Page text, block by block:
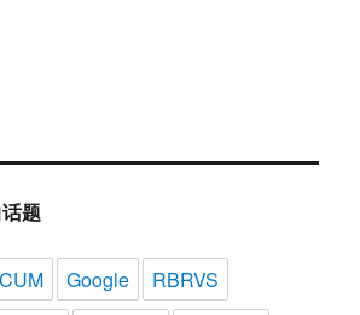
题
Google
RBRVS